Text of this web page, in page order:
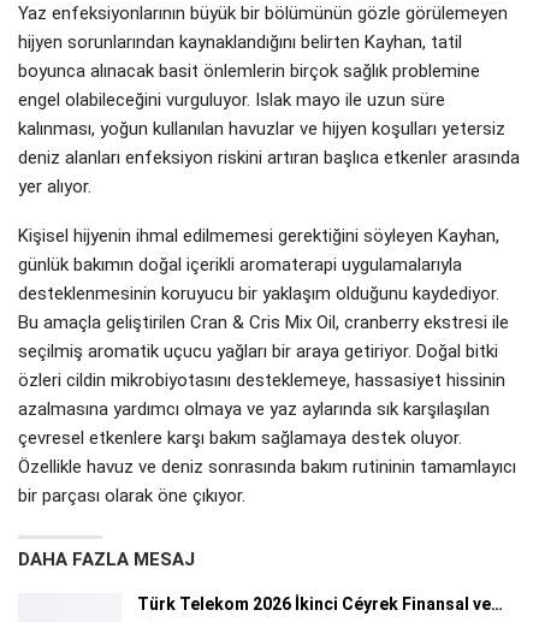
Yaz enfeksiyonlarının büyük bir bölümünün gözle görülemeyen
hijyen sorunlarından kaynaklandığını belirten Kayhan, tatil
boyunca alınacak basit önlemlerin birçok sağlık problemine
engel olabileceğini vurguluyor. Islak mayo ile uzun süre
kalınması, yoğun kullanılan havuzlar ve hijyen koşulları yetersiz
deniz alanları enfeksiyon riskini artıran başlıca etkenler arasında
yer alıyor.
Kişisel hijyenin ihmal edilmemesi gerektiğini söyleyen Kayhan,
günlük bakımın doğal içerikli aromaterapi uygulamalarıyla
desteklenmesinin koruyucu bir yaklaşım olduğunu kaydediyor.
Bu amaçla geliştirilen Cran & Cris Mix Oil, cranberry ekstresi ile
seçilmiş aromatik uçucu yağları bir araya getiriyor. Doğal bitki
özleri cildin mikrobiyotasını desteklemeye, hassasiyet hissinin
azalmasına yardımcı olmaya ve yaz aylarında sık karşılaşılan
çevresel etkenlere karşı bakım sağlamaya destek oluyor.
Özellikle havuz ve deniz sonrasında bakım rutininin tamamlayıcı
bir parçası olarak öne çıkıyor.
DAHA FAZLA MESAJ
Türk Telekom 2026 İkinci Céyrek Finansal ve…